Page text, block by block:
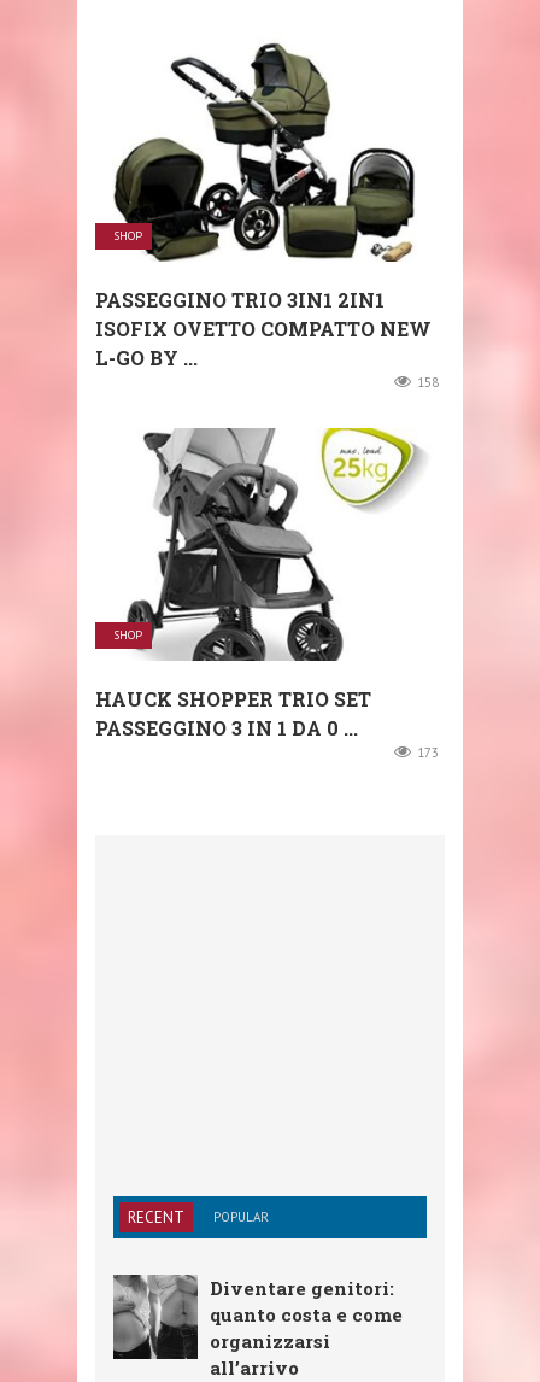
SHOP
PASSEGGINO TRIO 3IN1 2IN1
ISOFIX OVETTO COMPATTO NEW
L-GO BY ...
158
SHOP
HAUCK SHOPPER TRIO SET
PASSEGGINO 3 IN 1 DA 0 ...
173
RECENT POPULAR
Diventare genitori:
quanto costa e come
organizzarsi
all’arrivo